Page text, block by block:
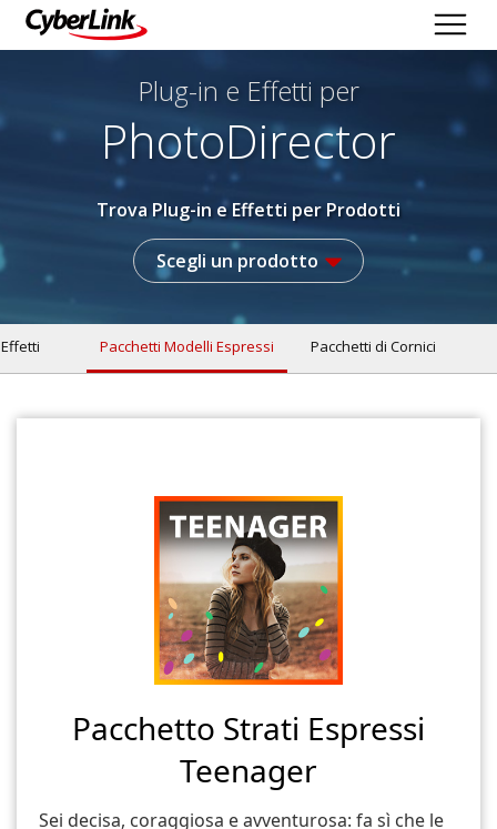
Plug-in e Effetti per
PhotoDirector
Trova Plug-in e Effetti per Prodotti
Scegli un prodotto
Pacchetti Modelli Espressi Pacchetti di Cornici
Pacchetto Strati Espressi
Teenager
Sei decisa, coraggiosa e avventurosa: fa sì che le